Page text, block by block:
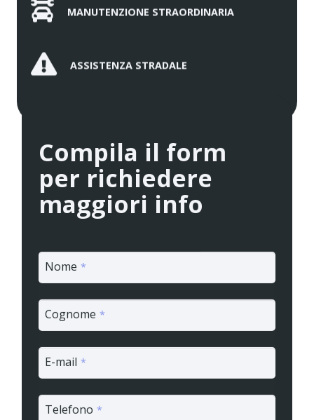
MANUTENZIONE STRAORDINARIA
ASSISTENZA STRADALE
Compila il form
per richiedere
maggiori info
Nome *
Cognome *
E-mail *
Telefono *